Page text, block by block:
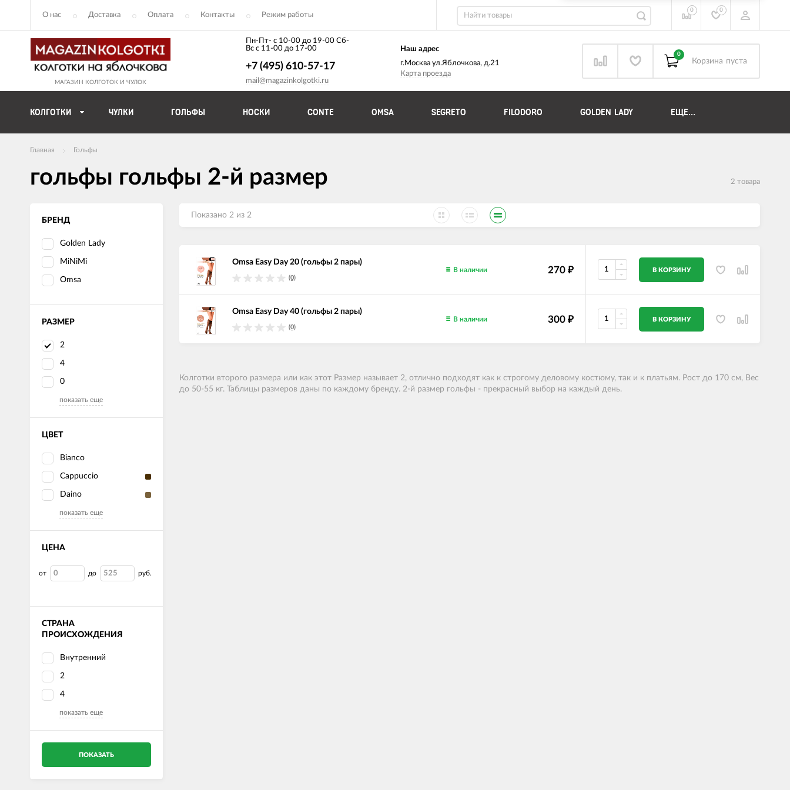
О нас Доставка Оплата Контакты Режим работы
0 0
МАГАЗИН КОЛГОТОК И ЧУЛОК
Пн-Пт- с 10-00 до 19-00 Сб-
Вс с 11-00 до 17-00
+7 (495) 610-57-17
mail@magazinkolgotki.ru
Наш адрес
г.Москва ул.Яблочкова, д.21
Карта проезда
0
Корзина пуста
КОЛГОТКИ ЧУЛКИ ГОЛЬФЫ НОСКИ CONTE OMSA SEGRETO FILODORO GOLDEN LADY ЕЩЕ...
Главная Гольфы
гольфы гольфы 2-й размер 2 товара
БРЕНД
Golden Lady
MiNiMi
Omsa
РАЗМЕР
2
4
0
показать еще
ЦВЕТ
Bianco
Cappuccio
Daino
показать еще
ЦЕНА
от до руб.
СТРАНА
ПРОИСХОЖДЕНИЯ
Внутренний
2
4
показать еще
ПОКАЗАТЬ
Показано 2 из 2
Omsa Easy Day 20 (гольфы 2 пары)
(0)
270 ₽
В наличии В КОРЗИНУ
Omsa Easy Day 40 (гольфы 2 пары)
(0)
300 ₽
В наличии В КОРЗИНУ
Колготки второго размера или как этот Размер называет 2, отлично подходят как к строгому деловому костюму, так и к платьям. Рост до 170 см, Вес
до 50-55 кг. Таблицы размеров даны по каждому бренду. 2-й размер гольфы - прекрасный выбор на каждый день.